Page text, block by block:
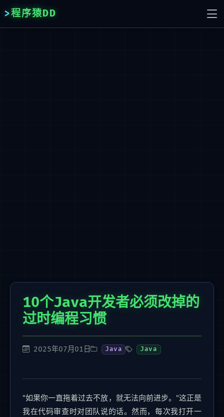
程序猿DD
10个Java开发者必须改掉的
过时编程习惯
2025年07月01日 Java Java
"如果你一直拖着过去不放，就无法向前进步。"这正是
我在代码审查时对团队说的话。然而，每次我打开一